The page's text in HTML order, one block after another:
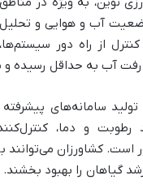
آب و هوایی و تحلیل
از راه دور
رفت آب به حداقل رسیده
سامانه‌های
و دما،
گیاهان را بهبود بخشند.